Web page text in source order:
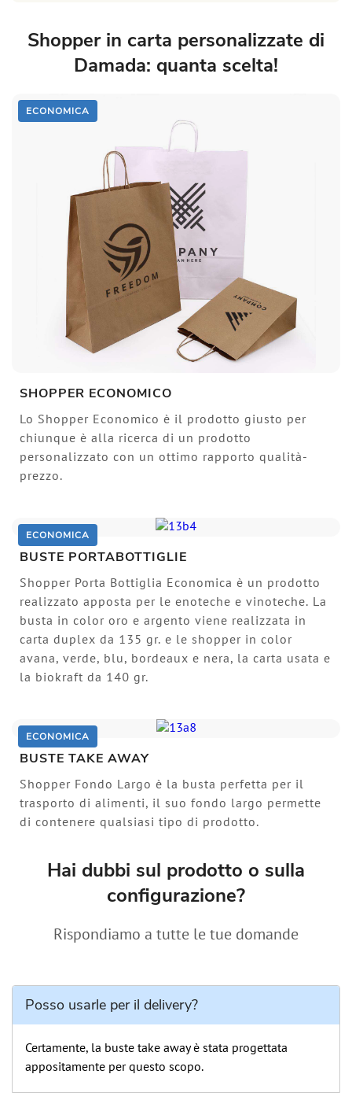
Shopper in carta personalizzate di
Damada: quanta scelta!
ECONOMICA
SHOPPER ECONOMICO
Lo Shopper Economico è il prodotto giusto per
chiunque è alla ricerca di un prodotto
personalizzato con un ottimo rapporto qualità-
prezzo.
ECONOMICA
BUSTE PORTABOTTIGLIE
Shopper Porta Bottiglia Economica è un prodotto
realizzato apposta per le enoteche e vinoteche. La
busta in color oro e argento viene realizzata in
carta duplex da 135 gr. e le shopper in color
avana, verde, blu, bordeaux e nera, la carta usata e
la biokraft da 140 gr.
ECONOMICA
BUSTE TAKE AWAY
Shopper Fondo Largo è la busta perfetta per il
trasporto di alimenti, il suo fondo largo permette
di contenere qualsiasi tipo di prodotto.
Hai dubbi sul prodotto o sulla
configurazione?
Rispondiamo a tutte le tue domande
Posso usarle per il delivery?
Certamente, la buste take away è stata progettata
appositamente per questo scopo.